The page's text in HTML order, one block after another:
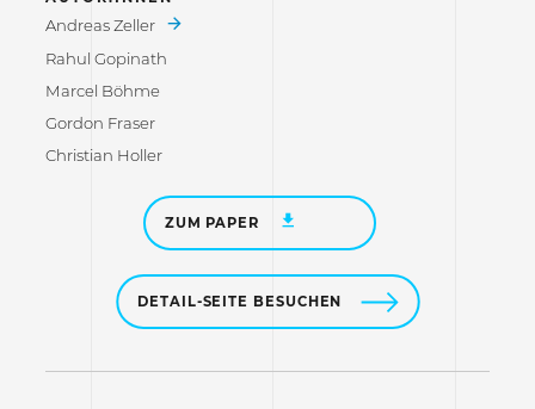
Andreas Zeller
Rahul Gopinath
Marcel Böhme
Gordon Fraser
Christian Holler
ZUM PAPER
DETAIL-SEITE BESUCHEN